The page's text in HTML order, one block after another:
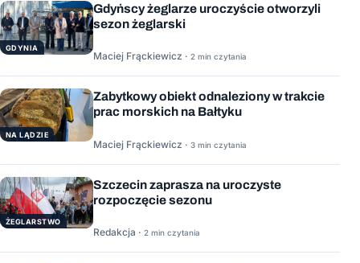
GDYNIA
Gdyńscy żeglarze uroczyście otworzyli
sezon żeglarski
Maciej Frąckiewicz · 2 min czytania
NA LĄDZIE
Zabytkowy obiekt odnaleziony w trakcie
prac morskich na Bałtyku
Maciej Frąckiewicz · 3 min czytania
ŻEGLARSTWO
Szczecin zaprasza na uroczyste
rozpoczęcie sezonu
Redakcja · 2 min czytania